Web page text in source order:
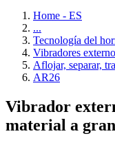
Home - ES
...
Tecnología del
Vibradores
Aflojar, separar,
AR26
Vibrador
material a